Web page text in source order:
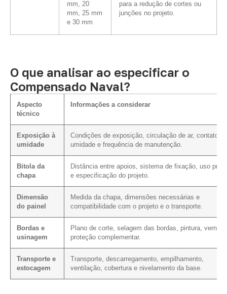
mm, 20
mm, 25 mm
e 30 mm
para a redução de cortes ou
junções no projeto.
O que analisar ao especificar o
Compensado Naval?
Aspecto
técnico
Informações a considerar
Exposição à
umidade
Condições de exposição, circulação de ar, contato
umidade e frequência de manutenção.
Bitola da
chapa
Distância entre apoios, sistema de fixação, uso
e especificação do projeto.
Dimensão
do painel
Medida da chapa, dimensões necessárias e
compatibilidade com o projeto e o transporte.
Bordas e
usinagem
Plano de corte, selagem das bordas, pintura, verniz
proteção complementar.
Transporte e
estocagem
Transporte, descarregamento, empilhamento,
ventilação, cobertura e nivelamento da base.